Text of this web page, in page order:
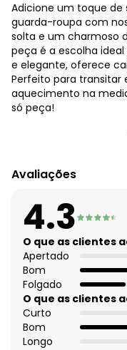
Adicione um toque
guarda-roupa com
solta e um charmoso
peça é a escolha
e elegante, oferece
Perfeito para transitar
aquecimento na
só peça!
Quintess - Poncho
Modelagem: Solta
Comprimento da
Comprimento: Clássico
Decote costas: Redondo
Tecido: Tricô 70%
Uso casual: Sim
Avaliações
4.3
O que as clientes
Apertado
Bom
Folgado
O que as clientes
Curto
Bom
Longo